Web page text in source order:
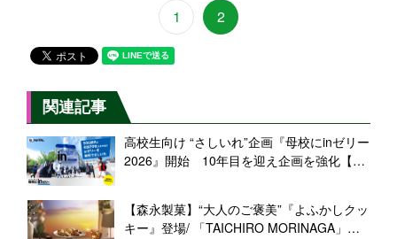
1 2
関連記事
高校生向け “さしいれ”企画『母校にinゼリー
2026』開始 10年目を迎え企画を強化【森
【森永製菓】“大人のご褒美”『よふかしクッ
キー』登場/ 「TAICHIRO MORINAGA」か